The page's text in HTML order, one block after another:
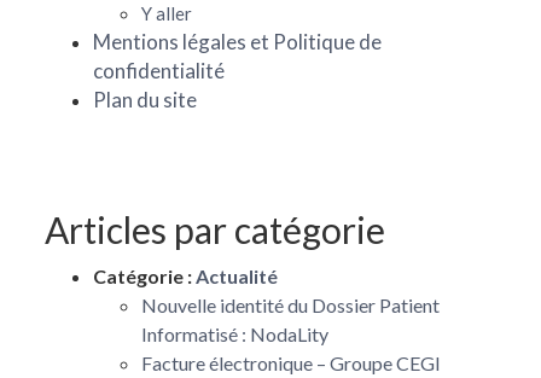
Y aller
Mentions légales et Politique de
confidentialité
Plan du site
Articles par catégorie
Catégorie :Actualité
Nouvelle identité du Dossier Patient
Informatisé : NodaLity
Facture électronique – Groupe CEGI